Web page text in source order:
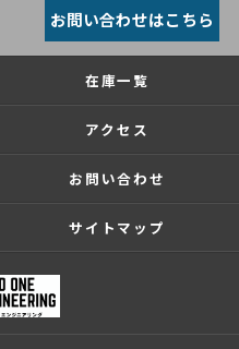
お問い合わせはこちら
在庫一覧
アクセス
お問い合わせ
サイトマップ